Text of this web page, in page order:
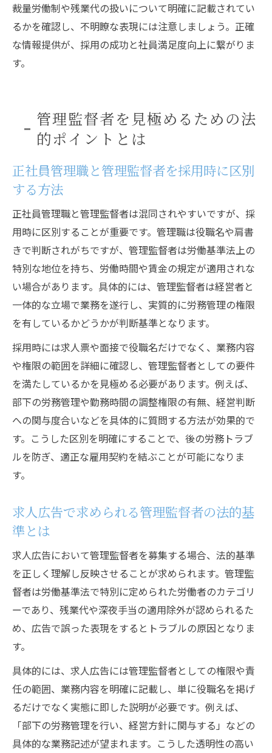
裁量労働制や残業代の扱いについて明確に記載されてい
るかを確認し、不明瞭な表現には注意しましょう。正確
な情報提供が、採用の成功と社員満足度向上に繋がりま
す。
管理監督者を見極めるための法
的ポイントとは
正社員管理職と管理監督者を採用時に区別
する方法
正社員管理職と管理監督者は混同されやすいですが、採
用時に区別することが重要です。管理職は役職名や肩書
きで判断されがちですが、管理監督者は労働基準法上の
特別な地位を持ち、労働時間や賃金の規定が適用されな
い場合があります。具体的には、管理監督者は経営者と
一体的な立場で業務を遂行し、実質的に労務管理の権限
を有しているかどうかが判断基準となります。
採用時には求人票や面接で役職名だけでなく、業務内容
や権限の範囲を詳細に確認し、管理監督者としての要件
を満たしているかを見極める必要があります。例えば、
部下の労務管理や勤務時間の調整権限の有無、経営判断
への関与度合いなどを具体的に質問する方法が効果的で
す。こうした区別を明確にすることで、後の労務トラブ
ルを防ぎ、適正な雇用契約を結ぶことが可能になりま
す。
求人広告で求められる管理監督者の法的基
準とは
求人広告において管理監督者を募集する場合、法的基準
を正しく理解し反映させることが求められます。管理監
督者は労働基準法で特別に定められた労働者のカテゴリ
ーであり、残業代や深夜手当の適用除外が認められるた
め、広告で誤った表現をするとトラブルの原因となりま
す。
具体的には、求人広告には管理監督者としての権限や責
任の範囲、業務内容を明確に記載し、単に役職名を掲げ
るだけでなく実態に即した説明が必要です。例えば、
「部下の労務管理を行い、経営方針に関与する」などの
具体的な業務記述が望まれます。こうした透明性の高い